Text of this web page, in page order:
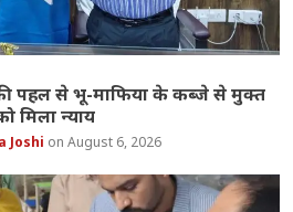
पहल से भू-माफिया के कब्जे से मुक्त
मिला न्याय
Joshi August 6, 2026